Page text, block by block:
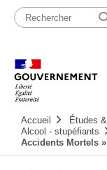
Passer
contenu
principale
Accueil Études
Alcool - stupéfiants
Accidents Mortels